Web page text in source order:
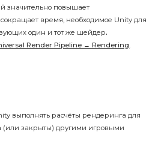
значительно повышает
время, необходимое Unity для
один и тот же шейдер.
Render Pipeline → Rendering.
выполнять расчёты рендеринга для
(или закрыты) другими игровыми